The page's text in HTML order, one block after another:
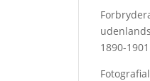
1890-1901